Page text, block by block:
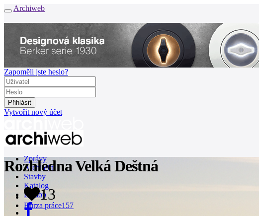
Archiweb
Zapoměli jste heslo?
Vytvořit nový účet
Zprávy
Architekti
Stavby
Katalog
E-shop
Burza práce157
Rozhledna Velká Deštná
13